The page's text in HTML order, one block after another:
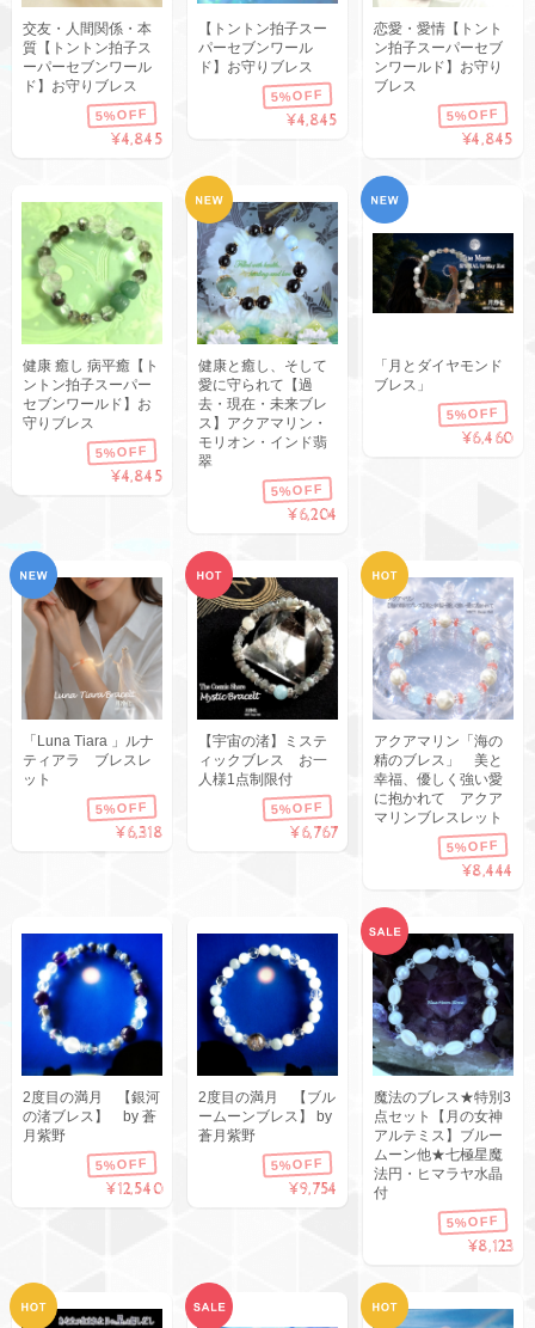
交友・人間関係・本
質【トントン拍子ス
ーパーセブンワール
ド】お守りブレス
5%OFF
¥4,845
【トントン拍子スー
パーセブンワール
ド】お守りブレス
5%OFF
¥4,845
恋愛・愛情【トント
ン拍子スーパーセブ
ンワールド】お守り
ブレス
5%OFF
¥4,845
健康 癒し 病平癒【ト
ントン拍子スーパー
セブンワールド】お
守りブレス
5%OFF
¥4,845
健康と癒し、そして
愛に守られて【過
去・現在・未来ブレ
ス】アクアマリン・
モリオン・インド翡
翠
5%OFF
¥6,204
「月とダイヤモンド
ブレス」
5%OFF
¥6,460
「Luna Tiara 」ルナ
ティアラ ブレスレ
ット
5%OFF
¥6,318
【宇宙の渚】ミステ
ィックブレス お一
人様1点制限付
5%OFF
¥6,767
アクアマリン「海の
精のブレス」 美と
幸福、優しく強い愛
に抱かれて アクア
マリンブレスレット
5%OFF
¥8,444
2度目の満月 【銀河
の渚ブレス】 by 蒼
月紫野
5%OFF
¥12,540
2度目の満月 【ブル
ームーンブレス】 by
蒼月紫野
5%OFF
¥9,754
魔法のブレス★特別3
点セット【月の女神
アルテミス】ブルー
ムーン他★七極星魔
法円・ヒマラヤ水晶
付
5%OFF
¥8,123